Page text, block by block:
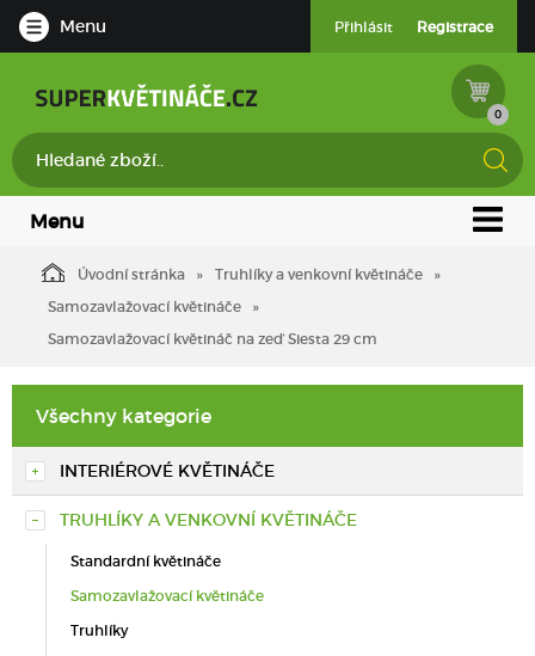
Menu Přihlásit Registrace
0
Menu
Úvodní stránka
Truhlíky a venkovní květináče
Samozavlažovací květináče
Samozavlažovací květináč na zeď Siesta 29 cm
Všechny kategorie
INTERIÉROVÉ KVĚTINÁČE
TRUHLÍKY A VENKOVNÍ KVĚTINÁČE
Standardní květináče
Samozavlažovací květináče
Truhlíky